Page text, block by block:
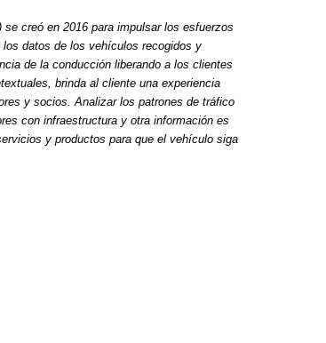
creó en 2016 para impulsar los esfuerzos
datos de los vehículos recogidos y
de la conducción liberando a los clientes
brinda al cliente una experiencia
y socios. Analizar los patrones de tráfico
con infraestructura y otra información es
y productos para que el vehículo siga